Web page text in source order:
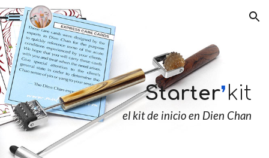
Skip to main content Skip to navigation
Starter❜kit
el kit de inicio en Dien Chan